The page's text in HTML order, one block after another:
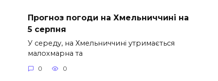
Прогноз погоди на Хмельниччині на
5 серпня
У середу, на Хмельниччині утримається
малохмарна та
0 0